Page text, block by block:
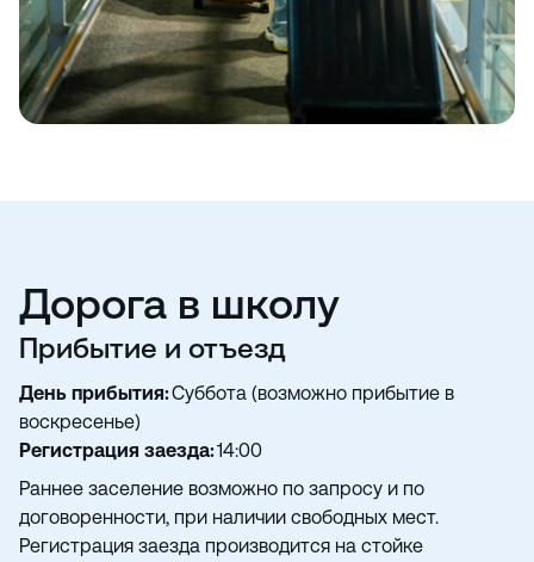
Дорога в школу
Прибытие и отъезд
День прибытия:Суббота (возможно прибытие в
воскресенье)
Регистрация заезда:14:00
Раннее заселение возможно по запросу и по
договоренности, при наличии свободных мест.
Регистрация заезда производится на стойке